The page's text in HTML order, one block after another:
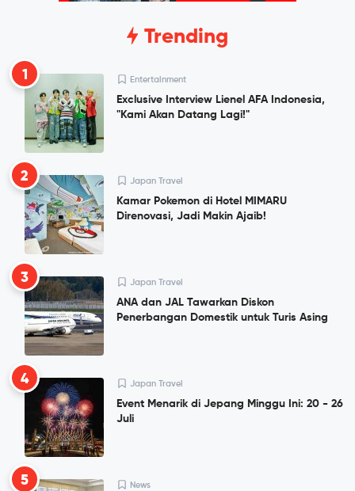
Trending
1 Entertainment
Exclusive Interview Lienel AFA Indonesia,
"Kami Akan Datang Lagi!"
2 Japan Travel
Kamar Pokemon di Hotel MIMARU
Direnovasi, Jadi Makin Ajaib!
3 Japan Travel
ANA dan JAL Tawarkan Diskon
Penerbangan Domestik untuk Turis Asing
4 Japan Travel
Event Menarik di Jepang Minggu Ini: 20 - 26
Juli
5 News